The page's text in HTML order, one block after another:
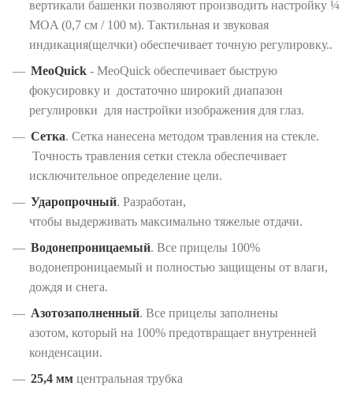
вертикали башенки позволяют производить настройку ¼
MOA (0,7 см / 100 м). Тактильная и звуковая
индикация(щелчки) обеспечивает точную регулировку..
MeoQuick - MeoQuick обеспечивает быструю
фокусировку и достаточно широкий диапазон
регулировки для настройки изображения для глаз.
Сетка. Сетка нанесена методом травления на стекле.
Точность травления сетки стекла обеспечивает
исключительное определение цели.
Ударопрочный. Разработан,
чтобы выдерживать максимально тяжелые отдачи.
Водонепроницаемый. Все прицелы 100%
водонепроницаемый и полностью защищены от влаги,
дождя и снега.
Азотозаполненный. Все прицелы заполнены
азотом, который на 100% предотвращает внутренней
конденсации.
25,4 мм центральная трубка